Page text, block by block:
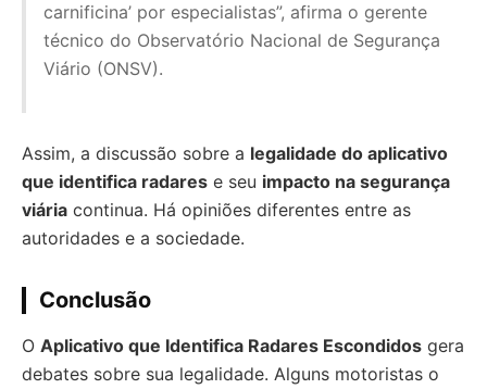
carnificina’ por especialistas”, afirma o gerente
técnico do Observatório Nacional de Segurança
Viário (ONSV).
Assim, a discussão sobre a legalidade do aplicativo
que identifica radares e seu impacto na segurança
viária continua. Há opiniões diferentes entre as
autoridades e a sociedade.
Conclusão
O Aplicativo que Identifica Radares Escondidos gera
debates sobre sua legalidade. Alguns motoristas o